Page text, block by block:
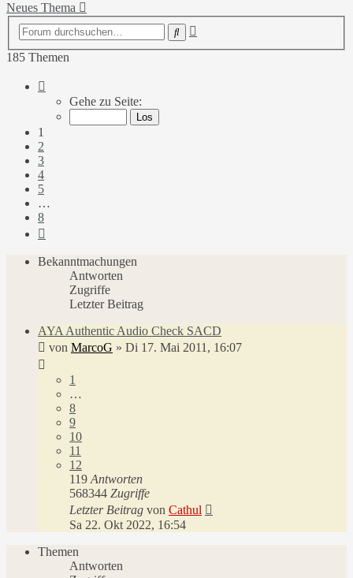
Neues Thema
Suche
185 Themen
von
Gehe zu Seite:
1
2
3
4
5
…
8
Bekanntmachungen
Antworten
Zugriffe
Letzter Beitrag
AYA Authentic Audio Check SACD
von MarcoG » Di 17. Mai 2011, 16:07
1
…
8
9
10
11
12
119 Antworten
568344 Zugriffe
Letzter Beitrag von Cathul
Sa 22. Okt 2022, 16:54
Themen
Antworten